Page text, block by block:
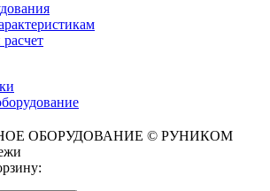
ОБОРУДОВАНИЕ © РУНИКОМ